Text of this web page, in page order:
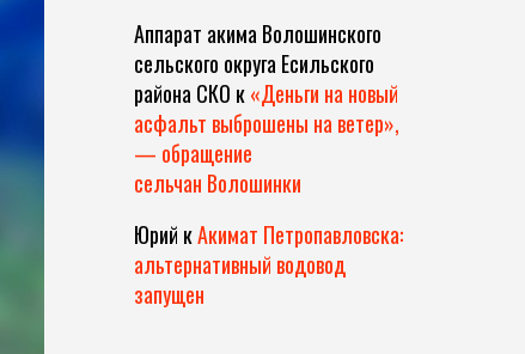
Аппарат акима Волошинского
сельского округа Есильского
района СКО к«Деньги на новый
асфальт выброшены на ветер»,
— обращение
сельчан Волошинки
Юрий кАкимат Петропавловска:
альтернативный водовод
запущен